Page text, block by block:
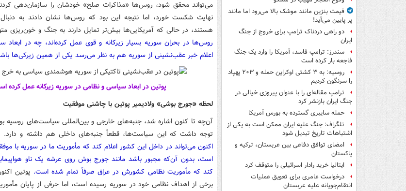
قیمت بنزین مانند موشک بالا می‌رود اما مانند
پر پایین می‌آید!
دو راهی دردناک ترامپ برای خروج از جنگ
ایران
سندرز: ترامپ فاسد، آمریکا را وارد یک جنگ
فاجعه بار کرده است
روسیه: به ۳ کشتی اوکراین حمله و ۲۰۳ پهپاد
را سرنگون کردیم
ترامپ مقاله‌ای را با عنوان پیروزی خیالی در
جنگ ایران بازنشر کرد
حمله سایبری گسترده به بورس آمریکا
تلگراف: جنگ علیه ایران ممکن است به یکی از
اشتباهات تاریخ تبدیل شود
امضای توافق دفاعی بین عربستان، ترکیه و
پاکستان
ایتالیا خرید رادار اسرائیلی را متوقف کرد
درخواست عامری برای تعویق عملیات
انتقام‌جویانه علیه عربستان
می‌تواند محقق شود، روس‌ها «مذاکرات صلح» خودشان را سازمان‌دهی
نهایت شکست خورد، اما نتیجه این بود که روس‌ها نشان دادند به
هستند، در حالی که آمریکایی‌ها بیش‌تر تمایل دارند به جنگ و خون‌ریزی
روس‌ها در بحران سوریه بسیار زیرکانه و قوی عمل کرده‌اند، چه در
اعلام خبر عقب‌نشینی از سوریه هم به نظر می‌رسد یکی از همین زیرکی‌ها
پوتین در ابعاد سیاسی و نظامی در سوریه زیرکانه عمل کرده
لحظه «جورج بوشی» ولادیمیر پوتین با چاشنی موفقیت
آن‌چه تا کنون اشاره شد، جنبه‌های خارجی و بین‌المللی سیاست‌های روسیه
توجه داشت که این سیاست‌ها، قطعاً جنبه‌های داخلی هم داشته و دارد.
اکنون می‌تواند در داخل این کشور اعلام کند که مأموریت ما در سوریه با
است، بدون آن‌که مجبور باشد مانند جورج بوش روی عرشه یک ناو هواپیمابر
کند که مأموریت نظامی کشورش در عراق صرفاً تمام شده است. پوتین
برخی از اهداف نظامی خود در سوریه رسیده است، اما حرفی از پایان